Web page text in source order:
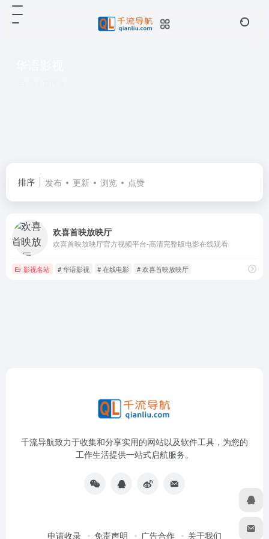
排序 发布 更新 浏览 点赞
欢喜首映放映厅
欢喜首映放映厅官方视频平台-高清完整版电影在线观看
影视名站 # 华语影视 # 在线电影 # 欢喜首映放映厅
千流导航致力于收集和分享实用的网站以及软件工具，为您的
工作生活提供一站式启航服务。
申请收录 免责声明 广告合作 关于我们